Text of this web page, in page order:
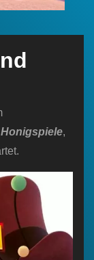
Honigspiele,